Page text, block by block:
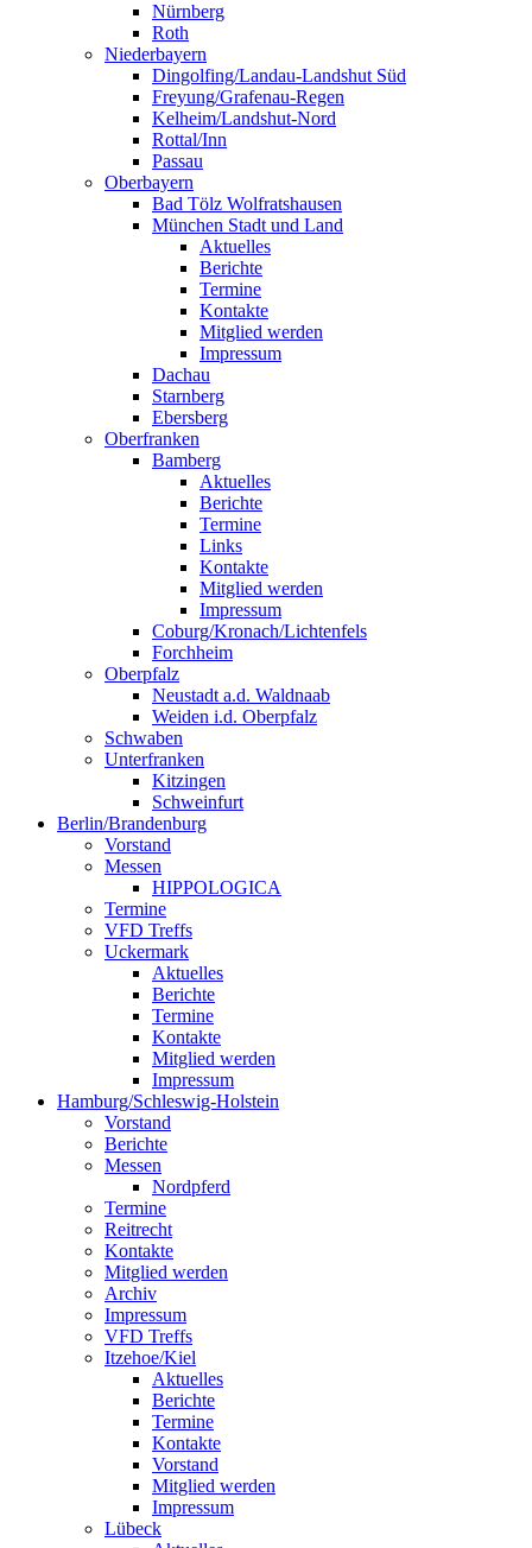
Nürnberg
Roth
Niederbayern
Dingolfing/Landau-Landshut Süd
Freyung/Grafenau-Regen
Kelheim/Landshut-Nord
Rottal/Inn
Passau
Oberbayern
Bad Tölz Wolfratshausen
München Stadt und Land
Aktuelles
Berichte
Termine
Kontakte
Mitglied werden
Impressum
Dachau
Starnberg
Ebersberg
Oberfranken
Bamberg
Aktuelles
Berichte
Termine
Links
Kontakte
Mitglied werden
Impressum
Coburg/Kronach/Lichtenfels
Forchheim
Oberpfalz
Neustadt a.d. Waldnaab
Weiden i.d. Oberpfalz
Schwaben
Unterfranken
Kitzingen
Schweinfurt
Berlin/Brandenburg
Vorstand
Messen
HIPPOLOGICA
Termine
VFD Treffs
Uckermark
Aktuelles
Berichte
Termine
Kontakte
Mitglied werden
Impressum
Hamburg/Schleswig-Holstein
Vorstand
Berichte
Messen
Nordpferd
Termine
Reitrecht
Kontakte
Mitglied werden
Archiv
Impressum
VFD Treffs
Itzehoe/Kiel
Aktuelles
Berichte
Termine
Kontakte
Vorstand
Mitglied werden
Impressum
Lübeck